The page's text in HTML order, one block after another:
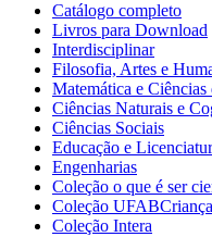
Catálogo completo
Livros para Download
Interdisciplinar
Filosofia, Artes e
Matemática e Ciências
Ciências Naturais e
Ciências Sociais
Educação e
Engenharias
Coleção o que é ser
Coleção UFABCriança
Coleção Intera